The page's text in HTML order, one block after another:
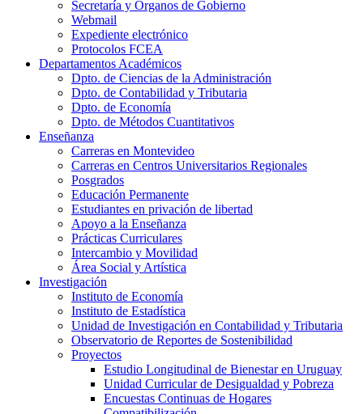
Secretaría y Órganos de Gobierno
Webmail
Expediente electrónico
Protocolos FCEA
Departamentos Académicos
Dpto. de Ciencias de la Administración
Dpto. de Contabilidad y Tributaria
Dpto. de Economía
Dpto. de Métodos Cuantitativos
Enseñanza
Carreras en Montevideo
Carreras en Centros Universitarios Regionales
Posgrados
Educación Permanente
Estudiantes en privación de libertad
Apoyo a la Enseñanza
Prácticas Curriculares
Intercambio y Movilidad
Área Social y Artística
Investigación
Instituto de Economía
Instituto de Estadística
Unidad de Investigación en Contabilidad y Tributaria
Observatorio de Reportes de Sostenibilidad
Proyectos
Estudio Longitudinal de Bienestar en Uruguay
Unidad Curricular de Desigualdad y Pobreza
Encuestas Continuas de Hogares